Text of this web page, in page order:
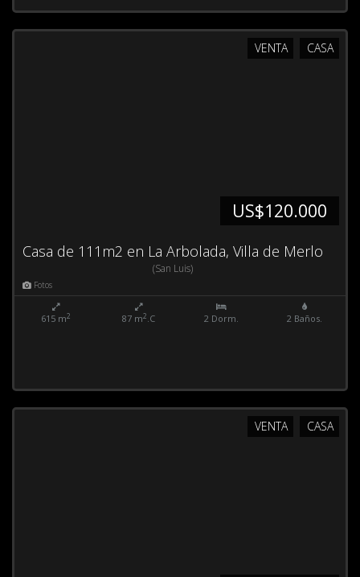
CASA
VENTA
US$120.000
Casa de 111m2 en La Arbolada, Villa de Merlo
(San Luis)
Fotos
615 m2 87 m2.C 2 Dorm. 2 Baños.
CASA
VENTA